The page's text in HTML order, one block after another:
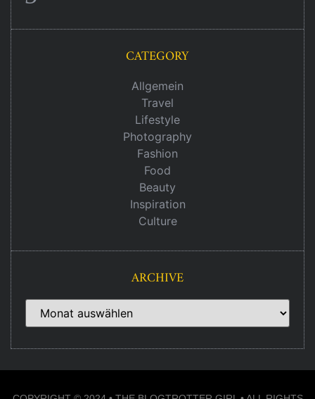
CATEGORY
Allgemein
Travel
Lifestyle
Photography
Fashion
Food
Beauty
Inspiration
Culture
ARCHIVE